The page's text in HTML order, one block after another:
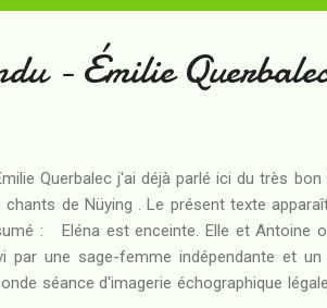
- Émilie
Querbalec j'ai déjà parlé ici du très
chants de Nüying . Le présent texte
: Eléna est enceinte. Elle et Antoine
par une sage-femme indépendante et
séance d'imagerie échographique